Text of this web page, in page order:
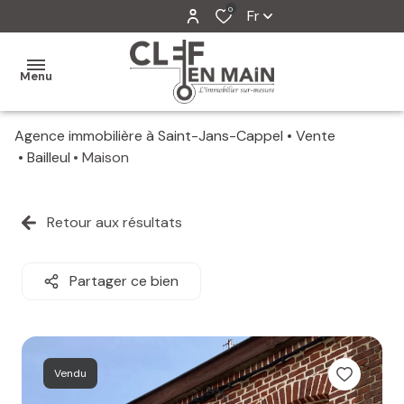
0 Fr
Menu
MON
MES
MES
ALERTE
Agence immobilière à Saint-Jans-Cappel
Vente
Bailleul
Maison
Retour aux résultats
Partager ce bien
Vendu